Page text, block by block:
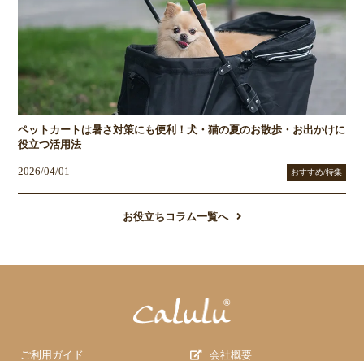
ペットカートは暑さ対策にも便利！犬・猫の夏のお散歩・お出かけに
役立つ活用法
2026/04/01 おすすめ/特集
お役立ちコラム一覧へ
ご利用ガイド 会社概要